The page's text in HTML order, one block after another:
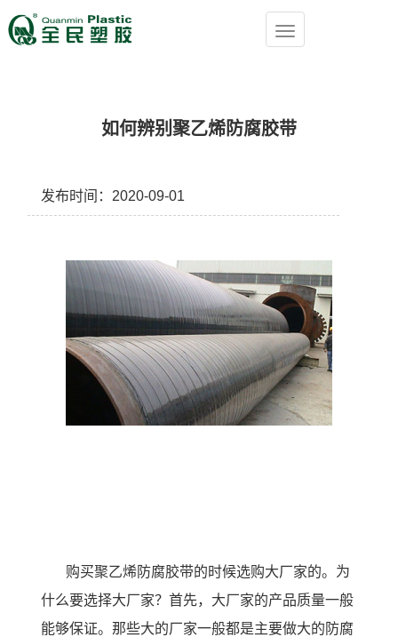
如何辨别聚乙烯防腐胶带
发布时间：2020-09-01
购买聚乙烯防腐胶带的时候选购大厂家的。为
什么要选择大厂家？首先，大厂家的产品质量一般
能够保证。那些大的厂家一般都是主要做大的防腐